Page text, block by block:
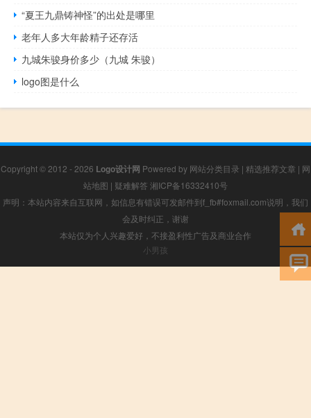
“夏王九鼎铸神怪”的出处是哪里
老年人多大年龄精子还存活
九城朱骏身价多少（九城 朱骏）
logo图是什么
Copyright © 2012 - 2026 Logo设计网 Powered by 网站分类目录 | 精选推荐文章 | 网
站地图 | 疑难解答 湘ICP备16332410号
声明：本站内容来自互联网，如信息有错误可发邮件到f_fb#foxmail.com说明，我们
会及时纠正，谢谢
本站仅为个人兴趣爱好，不接盈利性广告及商业合作
小男孩